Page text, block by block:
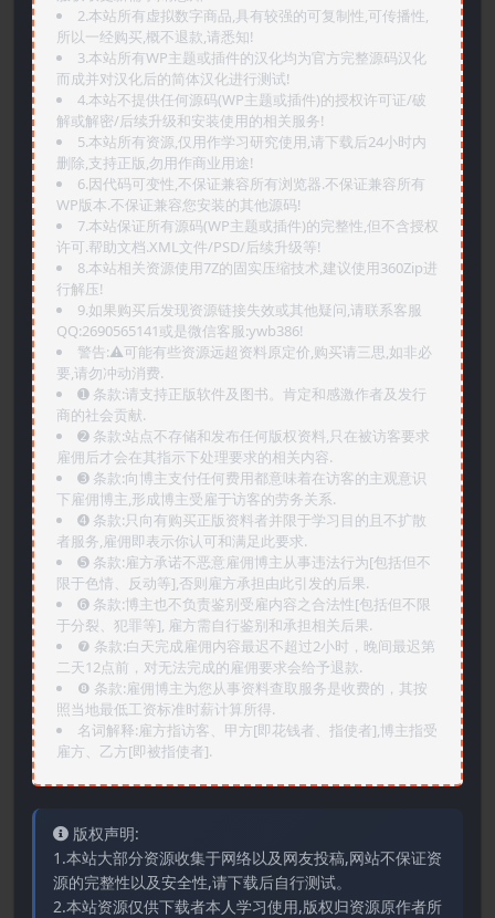
2.本站所有虚拟数字商品,具有较强的可复制性,可传播性,
所以一经购买,概不退款,请悉知!
3.本站所有WP主题或插件的汉化均为官方完整源码汉化
而成并对汉化后的简体汉化进行测试!
4.本站不提供任何源码(WP主题或插件)的授权许可证/破
解或解密/后续升级和安装使用的相关服务!
5.本站所有资源,仅用作学习研究使用,请下载后24小时内
删除,支持正版,勿用作商业用途!
6.因代码可变性,不保证兼容所有浏览器.不保证兼容所有
WP版本.不保证兼容您安装的其他源码!
7.本站保证所有源码(WP主题或插件)的完整性,但不含授权
许可.帮助文档.XML文件/PSD/后续升级等!
8.本站相关资源使用7Z的固实压缩技术,建议使用360Zip进
行解压!
9.如果购买后发现资源链接失效或其他疑问,请联系客服
QQ:2690565141或是微信客服:ywb386!
警告:⚠️可能有些资源远超资料原定价,购买请三思,如非必
要,请勿冲动消费.
➊️ 条款:请支持正版软件及图书。肯定和感激作者及发行
商的社会贡献.
➋️ 条款:站点不存储和发布任何版权资料,只在被访客要求
雇佣后才会在其指示下处理要求的相关内容.
➌️ 条款:向博主支付任何费用都意味着在访客的主观意识
下雇佣博主,形成博主受雇于访客的劳务关系.
➍️ 条款:只向有购买正版资料者并限于学习目的且不扩散
者服务,雇佣即表示你认可和满足此要求.
➎ 条款:雇方承诺不恶意雇佣博主从事违法行为[包括但不
限于色情、反动等],否则雇方承担由此引发的后果.
➏️ 条款:博主也不负责鉴别受雇内容之合法性[包括但不限
于分裂、犯罪等], 雇方需自行鉴别和承担相关后果.
❼ 条款:白天完成雇佣内容最迟不超过2小时，晚间最迟第
二天12点前，对无法完成的雇佣要求会给予退款.
❽ 条款:雇佣博主为您从事资料查取服务是收费的，其按
照当地最低工资标准时薪计算所得.
名词解释:雇方指访客、甲方[即花钱者、指使者],博主指受
雇方、乙方[即被指使者].
版权声明:
1.本站大部分资源收集于网络以及网友投稿,网站不保证资
源的完整性以及安全性,请下载后自行测试。
2.本站资源仅供下载者本人学习使用,版权归资源原作者所